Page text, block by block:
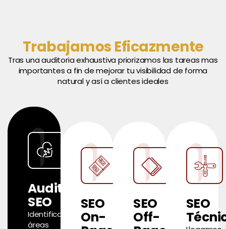
Trabajamos Eficazmente
Tras una auditoria exhaustiva priorizamos las tareas mas
importantes a fin de mejorar tu visibilidad de forma
natural y así a clientes ideales
Auditoría
SEO
Identificamos
áreas
SEO
On-
SEO
Off-
SEO